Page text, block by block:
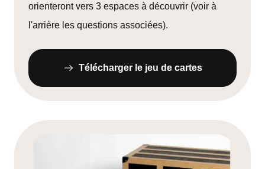
orienteront vers 3 espaces à découvrir (voir à
l'arrière les questions associées).
Télécharger le jeu de cartes